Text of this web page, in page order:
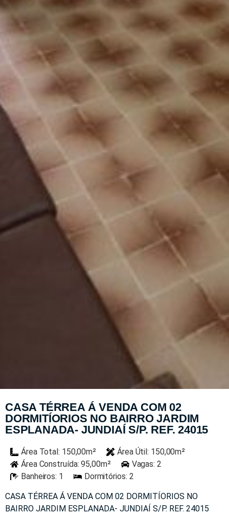
CASA TÉRREA Á VENDA COM 02
DORMITÍORIOS NO BAIRRO JARDIM
ESPLANADA- JUNDIAÍ S/P. REF. 24015
Área Total: 150,00m²
Área Útil: 150,00m²
Área Construída: 95,00m²
Vagas: 2
Banheiros: 1
Dormitórios: 2
CASA TÉRREA Á VENDA COM 02 DORMITÍORIOS NO
BAIRRO JARDIM ESPLANADA- JUNDIAÍ S/P. REF. 24015